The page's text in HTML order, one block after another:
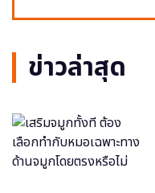
ข่าวล่าสุด